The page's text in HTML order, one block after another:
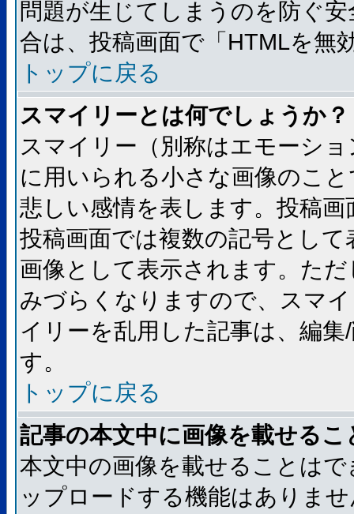
問題が生じてしまうのを防ぐ
合は、投稿画面で「HTMLを無
トップに戻る
スマイリーとは何でしょうか？
スマイリー（別称はエモーシ
に用いられる小さな画像のこ
悲しい感情を表します。投稿
投稿画面では複数の記号とし
画像として表示されます。た
みづらくなりますので、スマ
イリーを乱用した記事は、編
す。
トップに戻る
記事の本文中に画像を載せる
本文中の画像を載せることは
ップロードする機能はありま